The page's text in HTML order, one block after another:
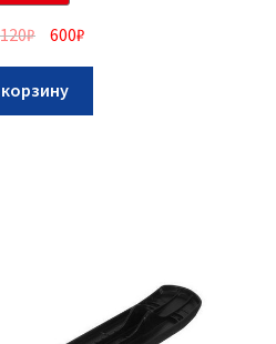
₽ 600₽